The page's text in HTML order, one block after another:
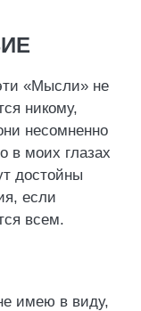
«Мысли» не
никому,
несомненно
в моих глазах
достойны
если
всем.
имею в виду,